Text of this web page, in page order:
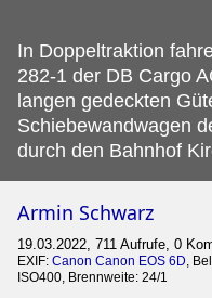
In Doppeltraktion
282-1 der DB Cargo
langen gedeckten
Schiebewandwagen
durch den Bahnhof
Armin Schwarz
19.03.2022, 711 Aufrufe, 0
EXIF: Canon Canon EOS 6D,
ISO400, Brennweite: 24/1